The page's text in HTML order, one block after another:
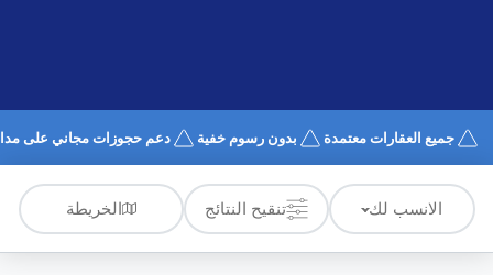
كيف
تعمل؟
الأسئلة
الشائعة
جميع العقارات معتمدة بدون رسوم خفية دعم حجوزات مجاني على مدار
الانسب لك تنقيح النتائج الخريطة